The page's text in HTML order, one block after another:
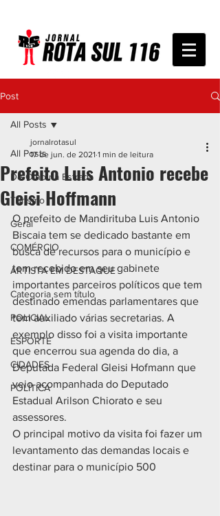
Post
All Posts
De Olho na Estrada
Turismo
Geral
COMÉRCIO
ARTISTA EM DESTAQUE
Categoria sem título
POLICIAL
ESPORTE
CIDADES
POLÍTICA
All Posts
Prefeito Luis Antonio recebe
Gleisi Hoffmann
jornalrotasul
17 de jun. de 2021 1 min de leitura
O prefeito de Mandirituba Luis Antonio
Biscaia tem se dedicado bastante em
busca de recursos para o município e
tem recebido em seu gabinete
importantes parceiros políticos que tem
destinado emendas parlamentares que
tem auxiliado várias secretarias. A
exemplo disso foi a visita importante
que encerrou sua agenda do dia, a
Deputada Federal Gleisi Hofmann que
veio acompanhada do Deputado
Estadual Arilson Chiorato e seu
assessores.
O principal motivo da visita foi fazer um
levantamento das demandas locais e
destinar para o município 500